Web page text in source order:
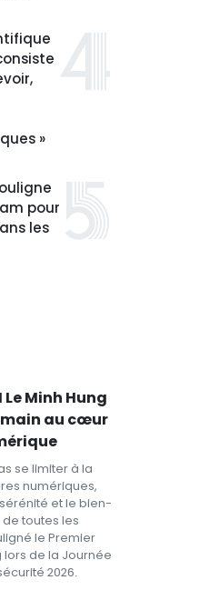
»
pour
les
Minh Hung
au cœur
se limiter à la
numériques,
et le bien-
toutes les
le Premier
lors de la Journée
2026.